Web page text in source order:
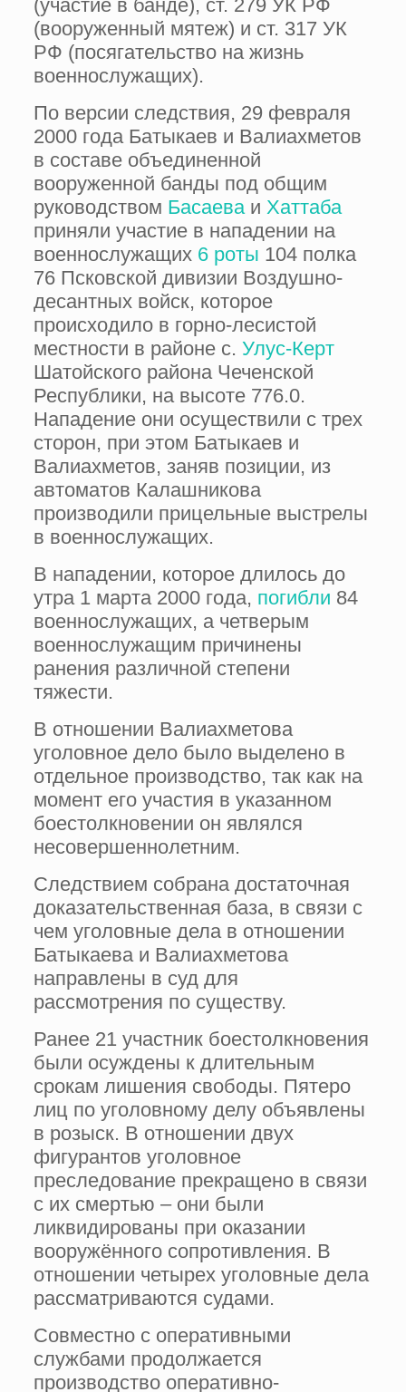
(участие в банде), ст. 279 УК РФ
(вооруженный мятеж) и ст. 317 УК
РФ (посягательство на жизнь
военнослужащих).
По версии следствия, 29 февраля
2000 года Батыкаев и Валиахметов
в составе объединенной
вооруженной банды под общим
руководством Басаеваи Хаттаба
приняли участие в нападении на
военнослужащих 6 роты 104 полка
76 Псковской дивизии Воздушно-
десантных войск, которое
происходило в горно-лесистой
местности в районе с. Улус-Керт
Шатойского района Чеченской
Республики, на высоте 776.0.
Нападение они осуществили с трех
сторон, при этом Батыкаев и
Валиахметов, заняв позиции, из
автоматов Калашникова
производили прицельные выстрелы
в военнослужащих.
В нападении, которое длилось до
утра 1 марта 2000 года, погибли 84
военнослужащих, а четверым
военнослужащим причинены
ранения различной степени
тяжести.
В отношении Валиахметова
уголовное дело было выделено в
отдельное производство, так как на
момент его участия в указанном
боестолкновении он являлся
несовершеннолетним.
Следствием собрана достаточная
доказательственная база, в связи с
чем уголовные дела в отношении
Батыкаева и Валиахметова
направлены в суд для
рассмотрения по существу.
Ранее 21 участник боестолкновения
были осуждены к длительным
срокам лишения свободы. Пятеро
лиц по уголовному делу объявлены
в розыск. В отношении двух
фигурантов уголовное
преследование прекращено в связи
с их смертью – они были
ликвидированы при оказании
вооружённого сопротивления. В
отношении четырех уголовные дела
рассматриваются судами.
Совместно с оперативными
службами продолжается
производство оперативно-